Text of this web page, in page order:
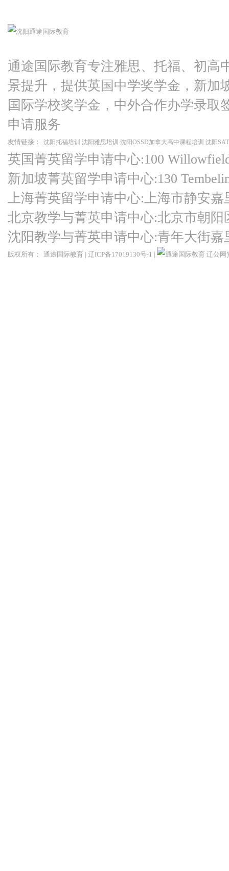
通途国际教育专注雅思、托福、初高
景提升，提供英国中学奖学金，新加
国际学校奖学金，中外合作办学录取
申请服务
友情链接： 沈阳托福培训 沈阳雅思培训 沈阳OSSD加拿大高中课程培训 沈阳
英国菁英留学申请中心:100
新加坡菁英留学申请中心:130
上海菁英留学申请中心:上海市静安嘉
北京教学与菁英申请中心:北京市朝
沈阳教学与菁英申请中心:青年大街
版权所有： 通途国际教育 | 辽ICP备17019130号-1 | 辽公网